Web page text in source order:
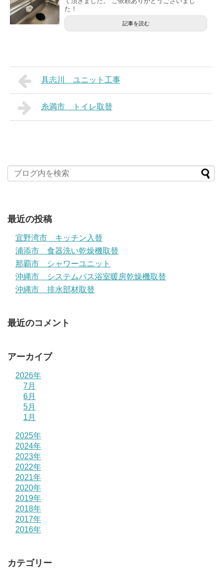
た！
記事を読む
具志川 ユニット工事
糸満市 トイレ取替
最近の投稿
宜野湾市 キッチン入替
浦添市 食器洗い乾燥機取替
那覇市 シャワーユニット
沖縄市 システムバス浴室暖房乾燥機取替
沖縄市 排水部材取替
最近のコメント
アーカイブ
2026年
7月
6月
5月
1月
2025年
2024年
2023年
2022年
2021年
2020年
2019年
2018年
2017年
2016年
カテゴリー